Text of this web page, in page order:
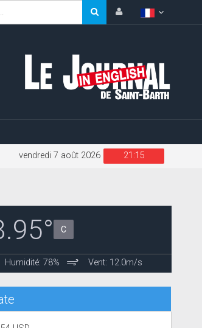
21:15
vendredi 7 août 2026
C
Humidité: 78% Vent: 12.0m/s